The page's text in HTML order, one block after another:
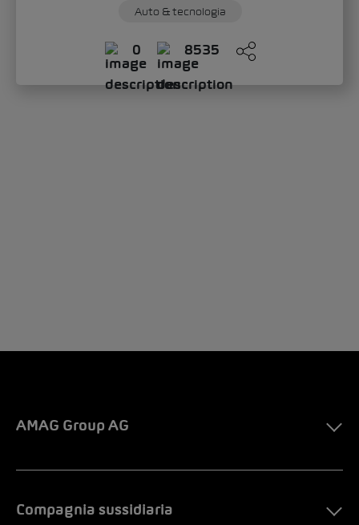
Auto & tecnologia
0 8535
AMAG Group AG
Compagnia sussidiaria